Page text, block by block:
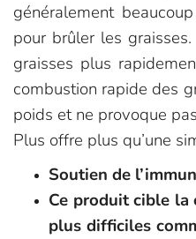
généralement
pour brûler les
graisses plus
combustion rapide des
poids et ne provoque
Plus offre plus qu’une
Soutien de
Ce produit cible
plus difficiles